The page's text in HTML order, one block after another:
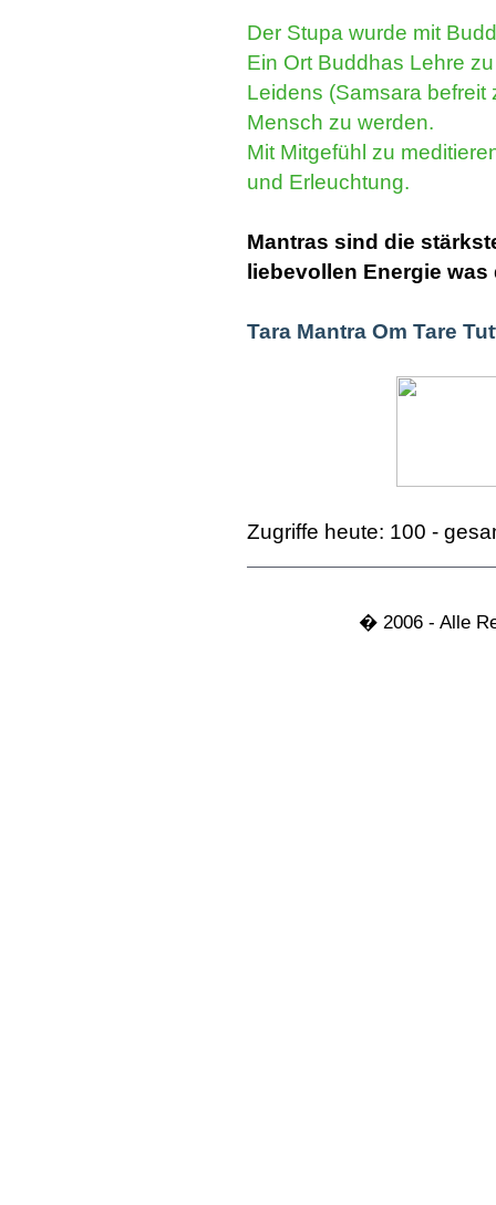
Der Stupa wurde mit
Ein Ort Buddhas Lehre
Leidens (Samsara
Mensch zu werden.
Mit Mitgefühl zu
und Erleuchtung.
Mantras sind die
liebevollen Energie
Tara Mantra Om Tare
Zugriffe heute: 100 -
� 2006 - Alle